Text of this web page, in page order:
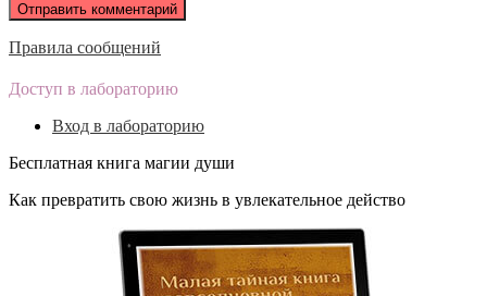
Правила сообщений
Доступ в лабораторию
Вход в лабораторию
Бесплатная книга магии души
Как превратить свою жизнь в увлекательное действо